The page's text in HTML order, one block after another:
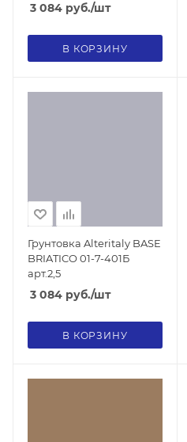
3 084 руб./шт
В КОРЗИНУ
Грунтовка Alteritaly BASE
BRIATICO 01-7-401Б
арт.2,5
3 084 руб./шт
В КОРЗИНУ